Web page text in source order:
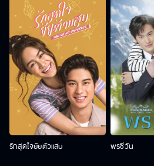
รักสุดใจยัยตัวแสบ พรชีวัน